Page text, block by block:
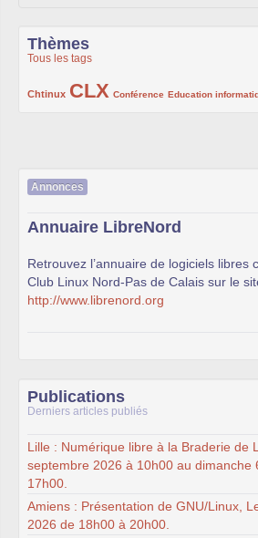
Thèmes
Tous les tags
Chtinux
222/1002CLX
1002/1002 Conférence
132/1002 Education
119/1002
168/1002
Annonces
Annuaire LibreNord
Retrouvez l’annuaire de logiciels libres
Club Linux Nord-Pas de Calais sur le
http://www.librenord.org
Publications
Derniers articles publiés
Lille : Numérique libre à la Braderie de
septembre 2026 à 10h00 au dimanche
17h00.
Amiens : Présentation de GNU/Linux,
2026 de 18h00 à 20h00.